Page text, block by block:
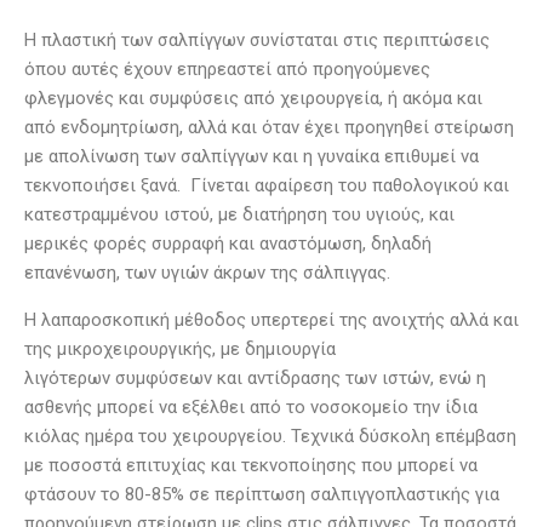
Η πλαστική των σαλπίγγων συνίσταται στις περιπτώσεις
όπου αυτές έχουν επηρεαστεί από προηγούμενες
φλεγμονές και συμφύσεις από χειρουργεία, ή ακόμα και
από ενδομητρίωση, αλλά και όταν έχει προηγηθεί στείρωση
με απολίνωση των σαλπίγγων και η γυναίκα επιθυμεί να
τεκνοποιήσει ξανά. Γίνεται αφαίρεση του παθολογικού και
κατεστραμμένου ιστού, με διατήρηση του υγιούς, και
μερικές φορές συρραφή και αναστόμωση, δηλαδή
επανένωση, των υγιών άκρων της σάλπιγγας.
Η λαπαροσκοπική μέθοδος υπερτερεί της ανοιχτής αλλά και
της μικροχειρουργικής, με δημιουργία
λιγότερων συμφύσεων και αντίδρασης των ιστών, ενώ η
ασθενής μπορεί να εξέλθει από το νοσοκομείο την ίδια
κιόλας ημέρα του χειρουργείου. Τεχνικά δύσκολη επέμβαση
με ποσοστά επιτυχίας και τεκνοποίησης που μπορεί να
φτάσουν το 80-85% σε περίπτωση σαλπιγγοπλαστικής για